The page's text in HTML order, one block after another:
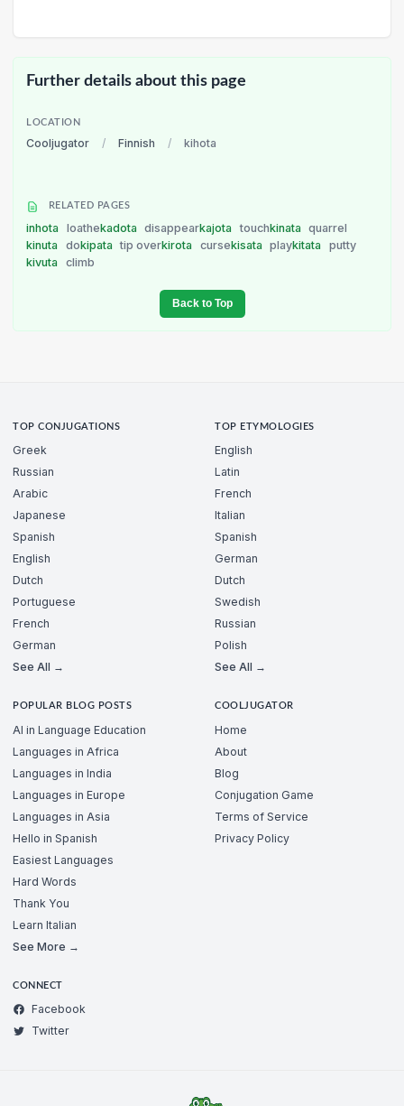
Further details about this page
LOCATION
Cooljugator / Finnish / kihota
RELATED PAGES
inhota loathekadota disappearkajota touchkinata
quarrel
kinuta
dokipata tip overkirota cursekisata playkitata
putty
kivuta
climb
Back to Top
TOP CONJUGATIONS
Greek
Russian
Arabic
Japanese
Spanish
English
Dutch
Portuguese
French
German
See All →
TOP ETYMOLOGIES
English
Latin
French
Italian
Spanish
German
Dutch
Swedish
Russian
Polish
See All →
POPULAR BLOG POSTS
AI in Language Education
Languages in Africa
Languages in India
Languages in Europe
Languages in Asia
Hello in Spanish
Easiest Languages
Hard Words
Thank You
Learn Italian
See More →
COOLJUGATOR
Home
About
Blog
Conjugation Game
Terms of Service
Privacy Policy
CONNECT
Facebook
Twitter